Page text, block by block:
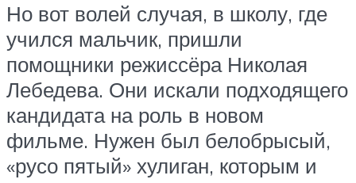
Но вот волей случая, в школу, где
учился мальчик, пришли
помощники режиссёра Николая
Лебедева. Они искали подходящего
кандидата на роль в новом
фильме. Нужен был белобрысый,
«русо пятый» хулиган, которым и